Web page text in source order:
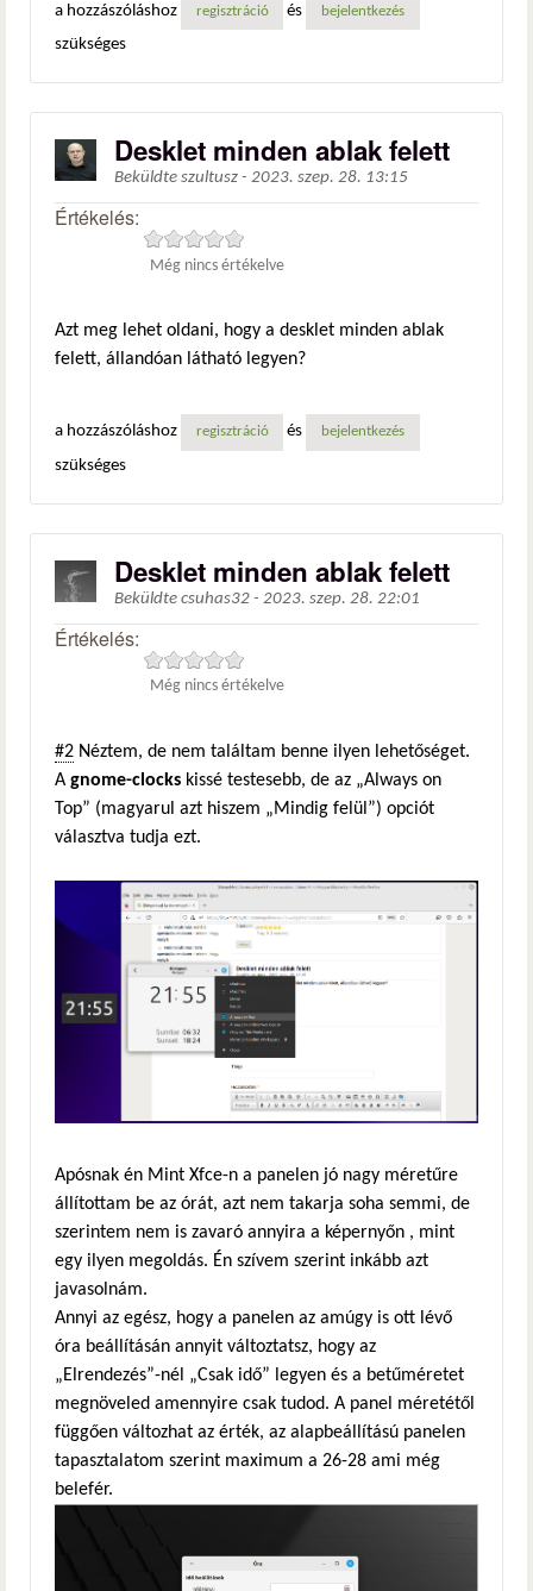
a hozzászóláshoz regisztráció és bejelentkezés
szükséges
Desklet minden ablak felett
Beküldte szultusz - 2023. szep. 28. 13:15
Értékelés:
Még nincs értékelve
Azt meg lehet oldani, hogy a desklet minden ablak
felett, állandóan látható legyen?
a hozzászóláshoz regisztráció és bejelentkezés
szükséges
Desklet minden ablak felett
Beküldte csuhas32 - 2023. szep. 28. 22:01
Értékelés:
Még nincs értékelve
#2 Néztem, de nem találtam benne ilyen lehetőséget.
A gnome-clocks kissé testesebb, de az „Always on
Top” (magyarul azt hiszem „Mindig felül”) opciót
választva tudja ezt.
Apósnak én Mint Xfce-n a panelen jó nagy méretűre
állítottam be az órát, azt nem takarja soha semmi, de
szerintem nem is zavaró annyira a képernyőn , mint
egy ilyen megoldás. Én szívem szerint inkább azt
javasolnám.
Annyi az egész, hogy a panelen az amúgy is ott lévő
óra beállításán annyit változtatsz, hogy az
„Elrendezés”-nél „Csak idő” legyen és a betűméretet
megnöveled amennyire csak tudod. A panel méretétől
függően változhat az érték, az alapbeállítású panelen
tapasztalatom szerint maximum a 26-28 ami még
belefér.